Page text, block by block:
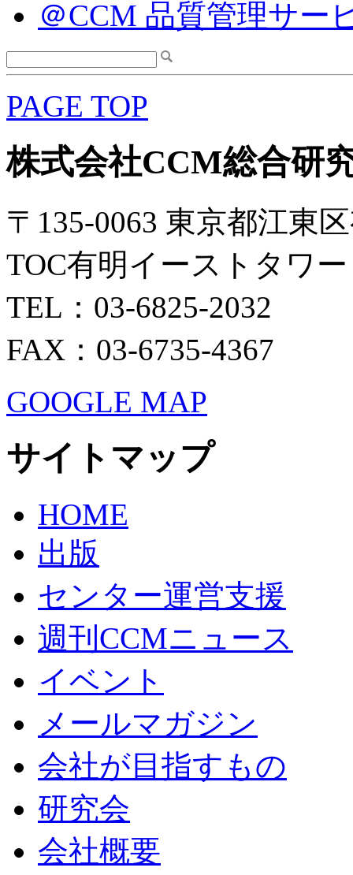
＠CCM 品質管理サー
PAGE TOP
株式会社CCM総合研
〒135-0063 東京都江東
TOC有明イーストタワ
TEL：03-6825-2032
FAX：03-6735-4367
GOOGLE MAP
サイトマップ
HOME
出版
センター運営支援
週刊CCMニュース
イベント
メールマガジン
会社が目指すもの
研究会
会社概要